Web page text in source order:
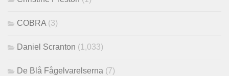
COBRA(3)
Daniel Scranton (1,033)
De Blå Fågelvarelserna (7)